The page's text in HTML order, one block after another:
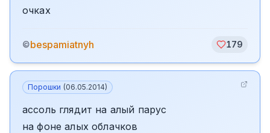
очках
©bespamiatnyh 179
Порошки (06.05.2014)
ассоль глядит на алый парус
на фоне алых облачков